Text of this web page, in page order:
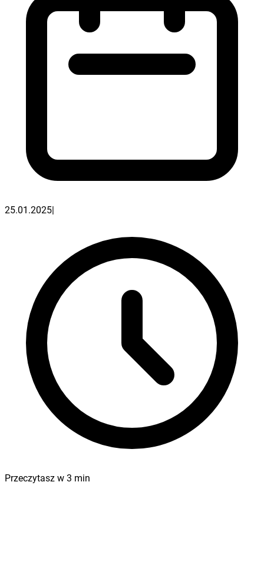
25.01.2025
Przeczytasz w 3 min